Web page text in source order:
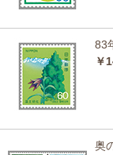
83
￥
奥